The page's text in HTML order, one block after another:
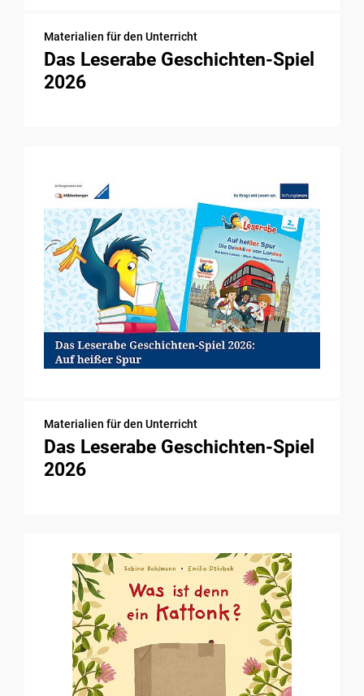
Materialien für den Unterricht
Das Leserabe Geschichten-Spiel
2026
Materialien für den Unterricht
Das Leserabe Geschichten-Spiel
2026